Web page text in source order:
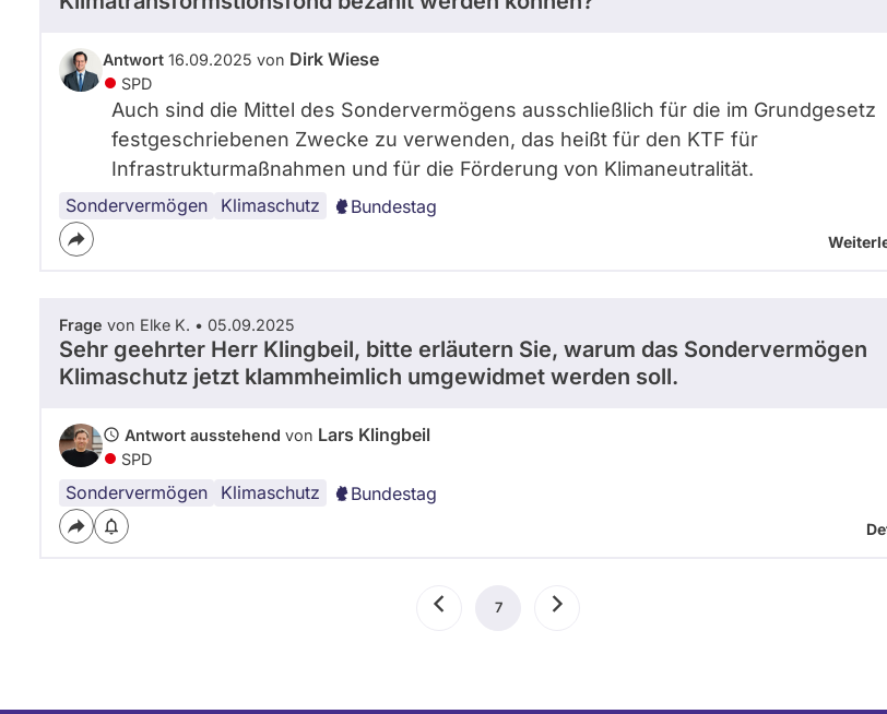
Antwort 16.09.2025 von Dirk Wiese
SPD
Auch sind die Mittel des Sondervermögens ausschließlich für die im Grundgesetz
festgeschriebenen Zwecke zu verwenden, das heißt für den KTF für
Infrastrukturmaßnahmen und für die Förderung von Klimaneutralität.
Sondervermögen Klimaschutz
Emissionszertifikate Bundestag
Frage von Elke K. • 05.09.2025
Sehr geehrter Herr Klingbeil, bitte erläutern Sie, warum das Sondervermögen
Klimaschutz jetzt klammheimlich umgewidmet werden soll.
Antwort ausstehend von Lars Klingbeil
SPD
Sondervermögen Klimaschutz Bundestag
VorherigeAktuelle
7 Nächste